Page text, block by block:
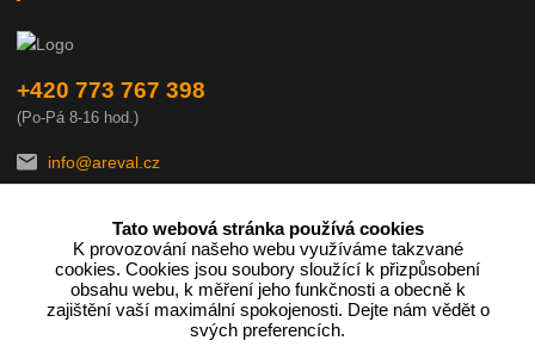
+420 773 767 398
(Po-Pá 8-16 hod.)
info@areval.cz
Podle zákona o evidenci tržeb je prodávající povinen vystavit
Tato webová stránka používá cookies
K provozování našeho webu využíváme takzvané
cookies. Cookies jsou soubory sloužící k přizpůsobení
obsahu webu, k měření jeho funkčnosti a obecně k
zajištění vaší maximální spokojenosti. Dejte nám vědět o
svých preferencích.